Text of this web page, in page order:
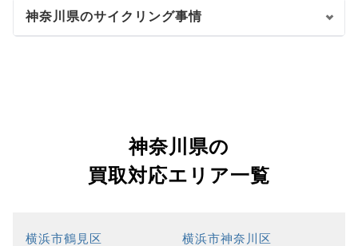
神奈川県のサイクリング事情
神奈川県の
買取対応エリア一覧
横浜市鶴見区 横浜市神奈川区